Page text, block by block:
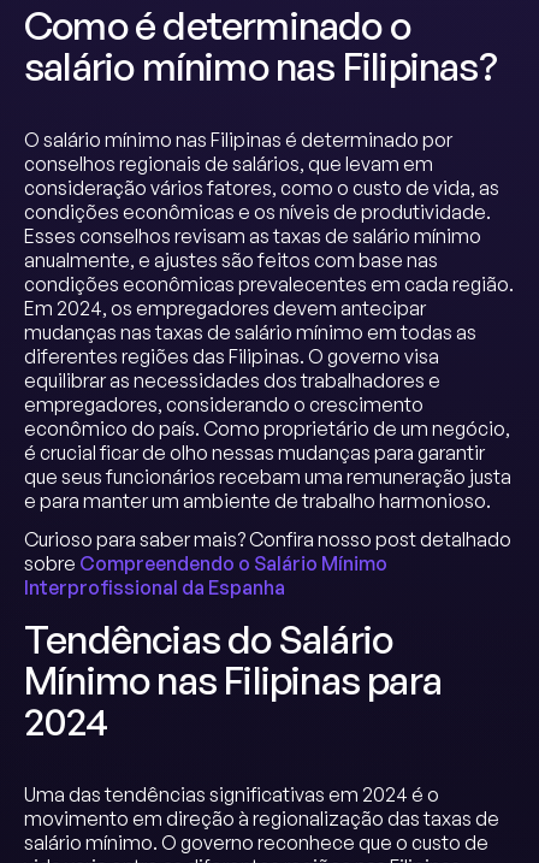
Como é determinado o
salário mínimo nas Filipinas?
O salário mínimo nas Filipinas é determinado por
conselhos regionais de salários, que levam em
consideração vários fatores, como o custo de vida, as
condições econômicas e os níveis de produtividade.
Esses conselhos revisam as taxas de salário mínimo
anualmente, e ajustes são feitos com base nas
condições econômicas prevalecentes em cada região.
Em 2024, os empregadores devem antecipar
mudanças nas taxas de salário mínimo em todas as
diferentes regiões das Filipinas. O governo visa
equilibrar as necessidades dos trabalhadores e
empregadores, considerando o crescimento
econômico do país. Como proprietário de um negócio,
é crucial ficar de olho nessas mudanças para garantir
que seus funcionários recebam uma remuneração justa
e para manter um ambiente de trabalho harmonioso.
Curioso para saber mais? Confira nosso post detalhado
sobre Compreendendo o Salário Mínimo
Interprofissional da Espanha
Tendências do Salário
Mínimo nas Filipinas para
2024
Uma das tendências significativas em 2024 é o
movimento em direção à regionalização das taxas de
salário mínimo. O governo reconhece que o custo de